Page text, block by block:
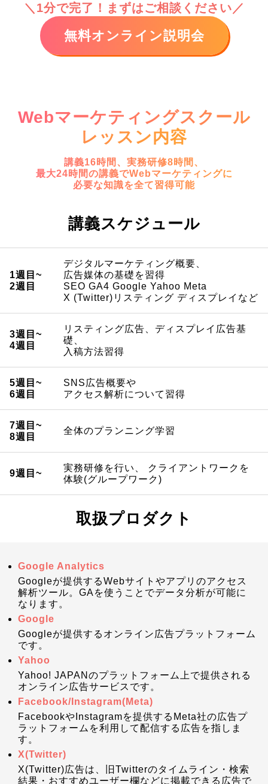
＼1分で完了！まずはご相談ください／
無料オンライン説明会
Webマーケティングスクール
レッスン内容
講義16時間、実務研修8時間、
最大24時間の講義でWebマーケティングに
必要な知識を全て習得可能
講義スケジュール
1週目~
2週目
デジタルマーケティング概要、
広告媒体の基礎を習得
SEO GA4 Google Yahoo Meta
X (Twitter) リスティング ディスプレイなど
3週目~
4週目
リスティング広告、ディスプレイ広告基
礎、
入稿方法習得
5週目~
6週目
SNS広告概要や
アクセス解析について習得
7週目~
8週目
全体のプランニング学習
9週目~
実務研修を行い、 クライアントワークを
体験(グループワーク)
取扱プロダクト
Google Analytics
Googleが提供するWebサイトやアプリのアクセス
解析ツール。GAを使うことでデータ分析が可能に
なります。
Google
Googleが提供するオンライン広告プラットフォーム
です。
Yahoo
Yahoo! JAPANのプラットフォーム上で提供される
オンライン広告サービスです。
Facebook/Instagram(Meta)
FacebookやInstagramを提供するMeta社の広告プ
ラットフォームを利用して配信する広告を指しま
す。
X(Twitter)
X(Twitter)広告は、旧Twitterのタイムライン・検索
結果・おすすめユーザー欄などに掲載できる広告で